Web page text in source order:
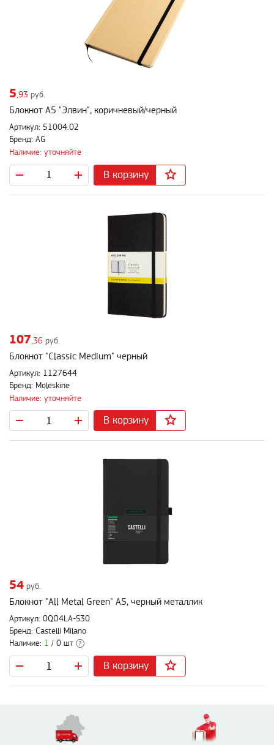
5,93 руб.
Блокнот A5 "Элвин", коричневый/черный
Артикул: 51004.02
Бренд: AG
Наличие: уточняйте
В корзину
107 ,36 руб.
Блокнот "Classic Medium" черный
Артикул: 1127644
Бренд: Moleskine
Наличие: уточняйте
В корзину
54 руб.
Блокнот "All Metal Green" А5, черный металлик
Артикул: 0QO4LA-S30
Бренд: Castelli Milano
Наличие: 1 / 0 шт ?
В корзину